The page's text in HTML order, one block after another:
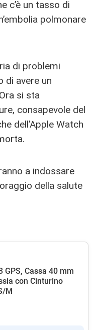
c’è un tasso di
polmonare
di problemi
di avere un
si sta
consapevole del
dell’Apple Watch
a indossare
della salute
GPS, Cassa 40 mm
con Cinturino
M